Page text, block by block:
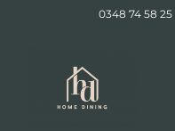
0348 74 58 25